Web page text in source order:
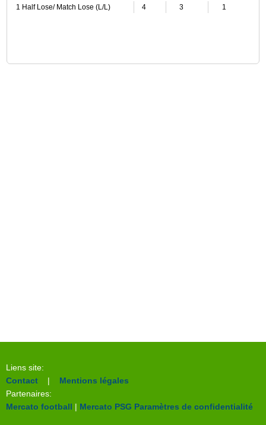
1 Half Lose/ Match Lose (L/L) 4 3 1
Liens site:
Contact | Mentions légales
Partenaires:
Mercato football | Mercato PSG Paramètres de confidentialité